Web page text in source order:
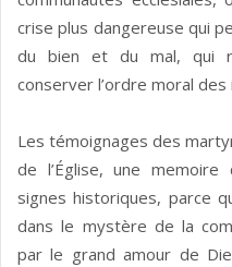
crise plus dangereuse qui
du bien et du mal, qui
conserver l’ordre moral
Les témoignages des
de l’Église, une
signes historiques, parce
dans le mystère de la
par le grand amour de